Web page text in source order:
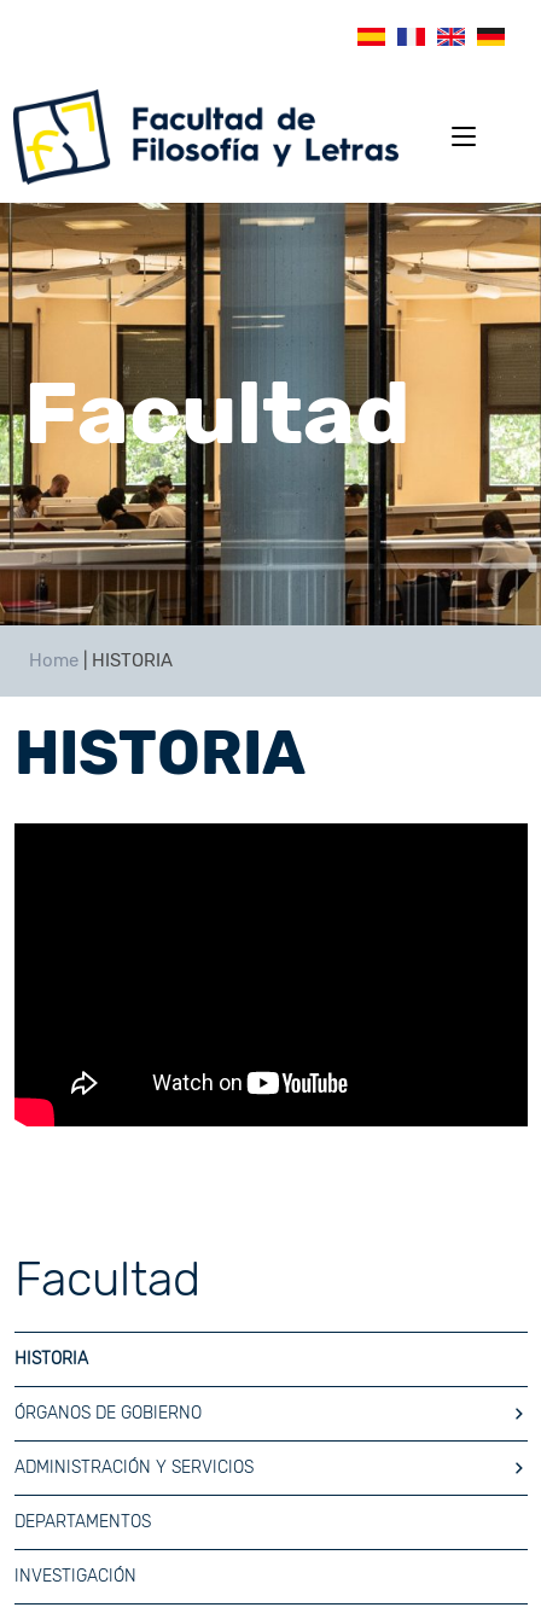
Facultad
Home HISTORIA
HISTORIA
Facultad
HISTORIA
ÓRGANOS DE GOBIERNO
ADMINISTRACIÓN Y SERVICIOS
DEPARTAMENTOS
INVESTIGACIÓN